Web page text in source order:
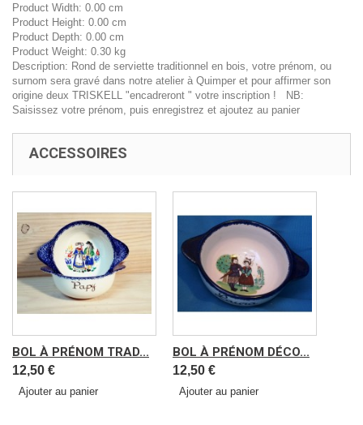
Product Width: 0.00 cm
Product Height: 0.00 cm
Product Depth: 0.00 cm
Product Weight: 0.30 kg
Description: Rond de serviette traditionnel en bois, votre prénom, ou
surnom sera gravé dans notre atelier à Quimper et pour affirmer son
origine deux TRISKELL "encadreront " votre inscription ! NB:
Saisissez votre prénom, puis enregistrez et ajoutez au panier
ACCESSOIRES
BOL À PRÉNOM TRAD...
12,50 €
Ajouter au panier
BOL À PRÉNOM DÉCO...
12,50 €
Ajouter au panier